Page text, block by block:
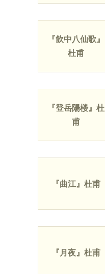
『飲中八仙歌』
杜甫
『登岳陽楼』杜
甫
『曲江』杜甫
『月夜』杜甫